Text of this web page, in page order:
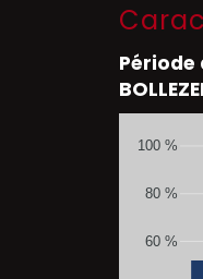
100 %
80 %
60 %